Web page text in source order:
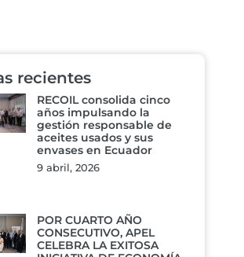
recientes
RECOIL consolida cinco
años impulsando la
gestión responsable de
aceites usados y sus
envases en Ecuador
9 abril, 2026
POR CUARTO AÑO
CONSECUTIVO, APEL
CELEBRA LA EXITOSA